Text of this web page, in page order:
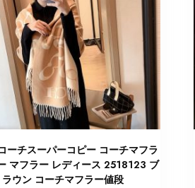
ーチスーパーコピー コーチマフラ
マフラー レディース 2518123 ブ
ラウン コーチマフラー値段